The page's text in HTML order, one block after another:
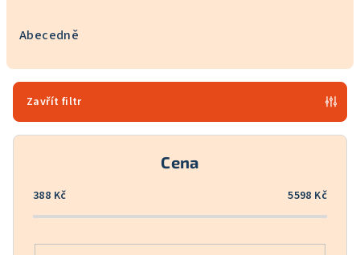
r
o
Abecedně
Zavřít filtr
Cena
388 Kč 5598 Kč